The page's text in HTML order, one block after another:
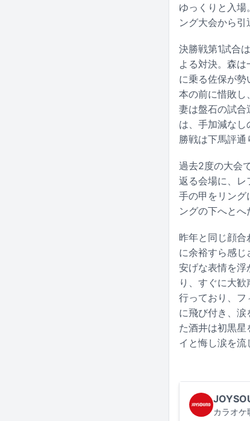
ゆっくりと入
ング大会から引
決勝戦第1試合
よる対決。森
に乗る佐保が
本の前に惜敗し
妻は盤石の試合
は、手加減な
勝戦は下馬評通
過去2度の大会
返る会場に、
手の甲をリング
ングの下へとへ
昨年と同じ顔
に余裕すら感
安げな表情を浮
り、すぐに大
行っており、フ
に飛び付き、
た酒井は初黒
イと悔し涙を流
カラオケ